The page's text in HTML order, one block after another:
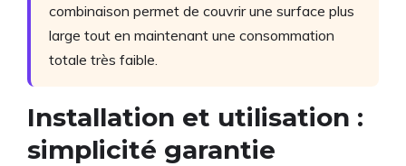
combinaison permet de couvrir une surface plus
large tout en maintenant une consommation
totale très faible.
Installation et utilisation :
simplicité garantie